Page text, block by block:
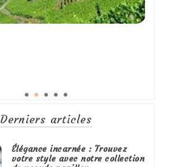
Derniers articles
Élégance incarnée : Trouvez
votre style avec notre collection